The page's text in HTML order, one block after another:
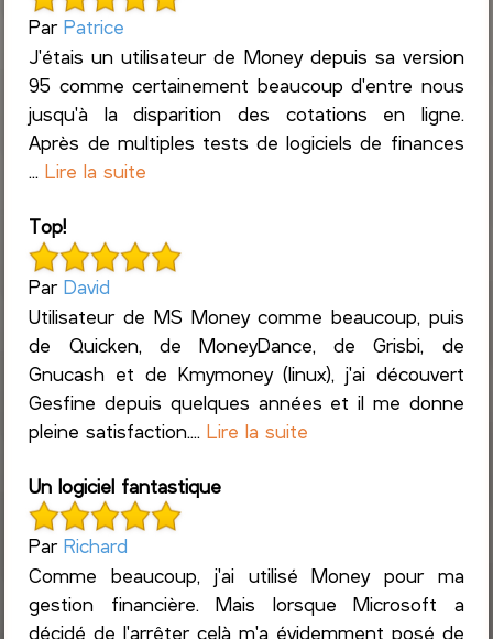
ParPatrice
J'étais un utilisateur de Money depuis sa version
95 comme certainement beaucoup d'entre nous
jusqu'à la disparition des cotations en ligne.
Après de multiples tests de logiciels de finances
...Lire la suite
Top!
ParDavid
Utilisateur de MS Money comme beaucoup, puis
de Quicken, de MoneyDance, de Grisbi, de
Gnucash et de Kmymoney (linux), j'ai découvert
Gesfine depuis quelques années et il me donne
pleine satisfaction....Lire la suite
Un logiciel fantastique
ParRichard
Comme beaucoup, j'ai utilisé Money pour ma
gestion financière. Mais lorsque Microsoft a
décidé de l'arrêter celà m'a évidemment posé de